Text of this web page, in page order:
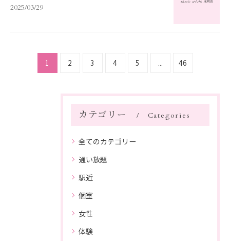
2025/03/29
1 2 3 4 5 ... 46
カテゴリー Categories
全てのカテゴリー
通い放題
駅近
個室
女性
体験